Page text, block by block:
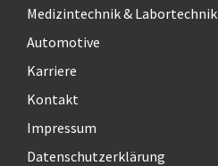
Medizintechnik & Labortechnik
Automotive
Karriere
Kontakt
Impressum
Datenschutzerklärung